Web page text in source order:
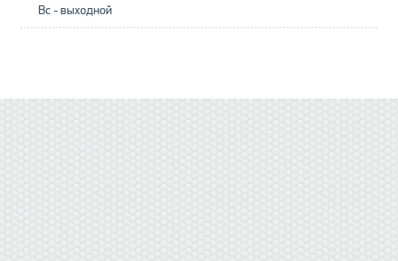
Вс - выходной